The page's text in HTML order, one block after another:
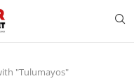
"Tulumayos"